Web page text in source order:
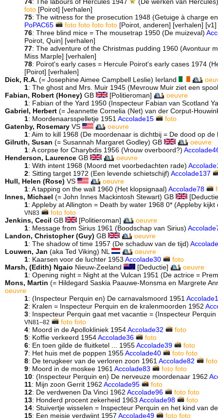
foto [Poirot] [verhalen]
75: The witness for the prosecution 1948 (Getuige à charge
PoPAC65
foto foto foto foto[Poirot, anderen] [verhalen] [v1]
76: Three blind mice = The mousetrap 1950 (De muizeval)
Poirot, Quin] [verhalen]
77: The adventure of the Christmas pudding 1960 (Avontuur
Miss Marple] [verhalen]
78: Poirot's early cases = Hercule Poirot's early cases 1974
[Poirot] [verhalen]
Dick, R.A. (= Josephine Aimee Campbell Leslie) Ierland
1: The ghost and Mrs. Muir 1945 (Mevrouw Muir ziet een
Fabian, Robert (Honey) GB [Politieroman]
oeuvre
1: Fabian of the Yard 1950 (Inspecteur Fabian van Scotland
Gabriel, Herbert (= Jeannette Cornelia (Net) van der Corput-
1: Moordenaarsspelletje 1951 Accolade15
foto
Gatenby, Rosemary VS
oeuvre
1: Aim to kill 1968 (De moordenaar is dichtbij = De dood op
Gilruth, Susan (= Susannah Margaret Godley) GB
oeuvre
1: A corpse for Charybdis 1956 (Vrouw overboord?)
Henderson, Laurence GB
oeuvre
1: With intent 1968 (Moord met voorbedachten rade)
2: Sitting target 1972 (Een levende schietschijf) Accolade137
Hull, Helen (Rose) VS
oeuvre
1: A tapping on the wall 1960 (Het klopsignaal) Accolade78
Innes, Michael (= John Innes Mackintosh Stewart) GB
1: Appleby at Allington = Death by water 1968 0* (Appleby
VN83 foto foto
Jenkins, Cecil GB [Politieroman]
oeuvre
1: Message from Sirius 1961 (Boodschap van Sirius)
Landon, Christopher (Guy) GB
oeuvre
1: The shadow of time 1957 (De schaduw van de tijd)
Louwen, Jan (aka Ted Viking) NL
oeuvre
1: Kaarsen voor de luchter 1953 Accolade30
foto
Marsh, (Edith) Ngaio Nieuw-Zeeland [Deductie]
oeuvre
1: Opening night = Night at the Vulcan 1951 (De actrice =
Mons, Martin (= Hildegard Saskia Paauwe-Monsma en Margrete
oeuvre
1: (Inspecteur Perquin en) De carnavalsmoord 1951
2: Kralen = Inspecteur Perquin en de kralenmoorden 1952
3: Inspecteur Perquin gaat met vacantie = (Inspecteur
VN81–82 foto foto
4: Moord in de Apollokliniek 1954Accolade32
foto
5: Koffie verkeerd 1954Accolade36
foto
6: En toen gilde de fluitketel ... 1955Accolade39
foto
7: Het huis met de poppen 1955Accolade40 foto foto
8: De terugkeer van de verloren zoon 1961 Accolade82
foto
9: Moord in de moskee 1961 Accolade83 foto foto
10: (Inspecteur Perquin en) De nerveuze moordenaar 1962
11: Mijn zoon Gerrit 1962 Accolade95
foto
12: De verdwenen Da Vinci 1962 Accolade96 foto foto
13: Honderd procent zekerheid 1963 Accolade98
foto
14: Stuivertje wisselen = Inspecteur Perquin en het kind van
15: Een meisje verdwijnt 1957 Accolade49 foto foto